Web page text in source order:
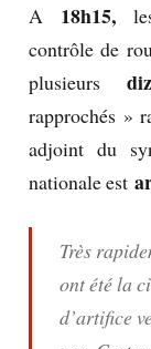
A 18h15,les
contrôle de
plusieurs
rapprochés »
adjoint du
nationale est
Très
ont été la
d’artifice